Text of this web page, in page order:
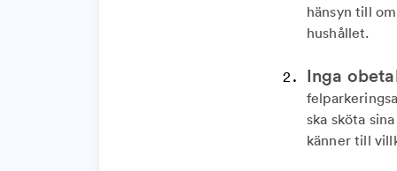
hänsyn till
hushållet.
Inga
ska sköta
känner till